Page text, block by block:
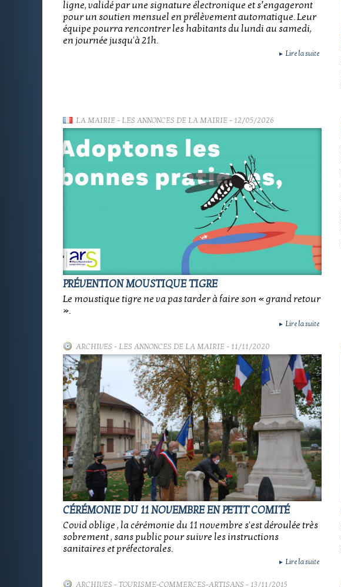
ligne, validé par une signature électronique et s’engageront
pour un soutien mensuel en prélèvement automatique. Leur
équipe pourra rencontrer les habitants du lundi au samedi,
en journée jusqu'à 21h.
► Lire la suite
LA MAIRIE- LES ANNONCES DE LA MAIRIE- 12/05/2026
PRÉVENTION MOUSTIQUE TIGRE
Le moustique tigre ne va pas tarder à faire son « grand retour
».
► Lire la suite
ARCHIVES - LES ANNONCES DE LA MAIRIE- 11/11/2020
CÉRÉMONIE DU 11 NOVEMBRE EN PETIT COMITÉ
Covid oblige , la cérémonie du 11 novembre s'est déroulée très
sobrement , sans public pour suivre les instructions
sanitaires et préfectorales.
► Lire la suite
ARCHIVES -TOURISME-COMMERCES-ARTISANS - 13/11/2015